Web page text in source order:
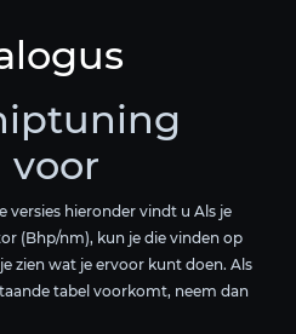
voor
versies hieronder vindt u Als je
(Bhp/nm), kun je die vinden op
zien wat je ervoor kunt doen. Als
tabel voorkomt, neem dan